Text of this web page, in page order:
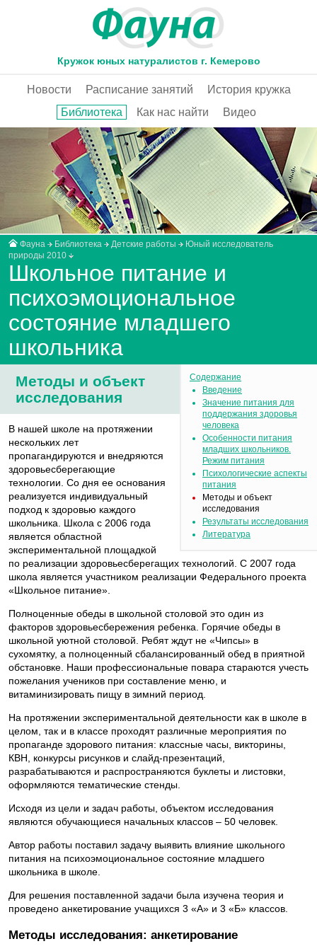
Кружок юных натуралистов г. Кемерово
Новости Расписание занятий
История кружка
Библиотека
Как нас найти Видео
Фауна Библиотека Детские работы
Юный исследователь
природы 2010
Школьное питание и
психоэмоциональное
состояние младшего
школьника
Содержание
Введение
Значение питания для
поддержания здоровья
человека
Особенности питания
младших школьников.
Режим питания
Психологические аспекты
питания
Методы и объект
исследования
Результаты исследования
Литература
Методы и объект
исследования
В нашей школе на протяжении
нескольких лет
пропагандируются и внедряются
здоровьесберегающие
технологии. Со дня ее основания
реализуется индивидуальный
подход к здоровью каждого
школьника. Школа с 2006 года
является областной
экспериментальной площадкой
по реализации здоровьесберегащих технологий. С 2007 года
школа является участником реализации Федерального проекта
«Школьное питание».
Полноценные обеды в школьной столовой это один из
факторов здоровьесбережения ребенка. Горячие обеды в
школьной уютной столовой. Ребят ждут не «Чипсы» в
сухомятку, а полноценный сбалансированный обед в приятной
обстановке. Наши профессиональные повара стараются учесть
пожелания учеников при составление меню, и
витаминизировать пищу в зимний период.
На протяжении экспериментальной деятельности как в школе в
целом, так и в классе проходят различные мероприятия по
пропаганде здорового питания: классные часы, викторины,
КВН, конкурсы рисунков и слайд-презентаций,
разрабатываются и распространяются буклеты и листовки,
оформляются тематические стенды.
Исходя из цели и задач работы, объектом исследования
являются обучающиеся начальных классов – 50 человек.
Автор работы поставил задачу выявить влияние школьного
питания на психоэмоциональное состояние младшего
школьника в школе.
Для решения поставленной задачи была изучена теория и
проведено анкетирование учащихся 3 «А» и 3 «Б» классов.
Методы исследования: анкетирование